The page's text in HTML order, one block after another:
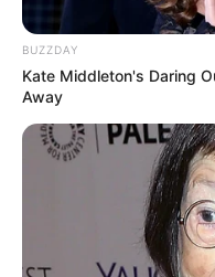
BUZZDAY
Kate Middleton's Daring
Away